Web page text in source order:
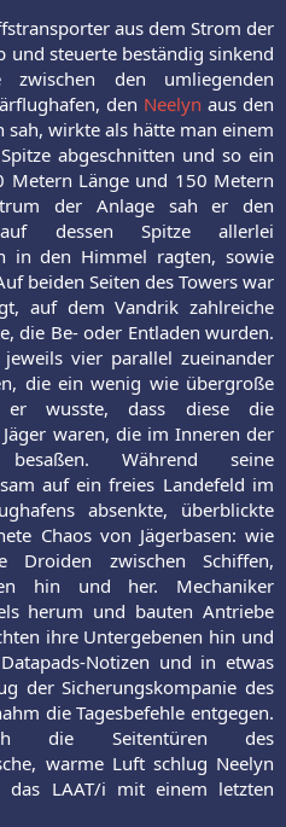
aus dem Strom der
und steuerte beständig sinkend
den umliegenden
den Neelyn aus den
wirkte als hätte man einem
abgeschnitten und so ein
Metern Länge und 150 Metern
der Anlage sah er den
dessen Spitze allerlei
in den Himmel ragten, sowie
beiden Seiten des Towers war
auf dem Vandrik zahlreiche
die Be- oder Entladen wurden.
vier parallel zueinander
die ein wenig wie übergroße
er wusste, dass diese die
waren, die im Inneren der
besaßen. Während seine
auf ein freies Landefeld im
absenkte, überblickte
Chaos von Jägerbasen: wie
Droiden zwischen Schiffen,
hin und her. Mechaniker
herum und bauten Antriebe
ihre Untergebenen hin und
Notizen und in etwas
der Sicherungskompanie des
die Tagesbefehle entgegen.
die Seitentüren des
warme Luft schlug Neelyn
das LAAT/i mit einem letzten